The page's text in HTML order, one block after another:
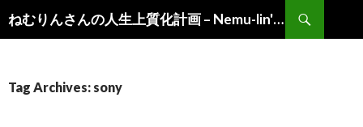
ねむりんさんの人生上質化計画 – Nemu-lin's "Life of Choice"
Search
Tag Archives: sony